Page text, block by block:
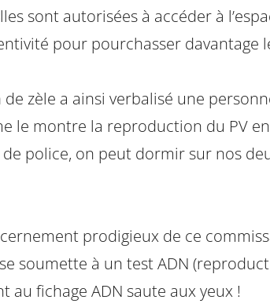
sont autorisées à accéder à
pour pourchasser davantage
de zèle a ainsi verbalisé une
le montre la reproduction du PV
police, on peut dormir sur nos
prodigieux de ce
soumette à un test ADN
fichage ADN saute aux yeux !